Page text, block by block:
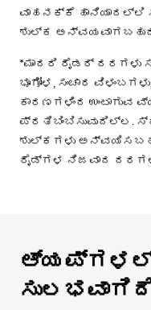
ವಾಹನಕ್ಕೆ ಹಾನಿಯಾದಲ್ಲಿ
ಶುಲ್ಕ
*ಮಾದರಿ ರೈಡರ್ ದರಗಳು
ಭೂಗೋಳ, ಸಂಚಾರ
ಕಾರಣಗಳಿಂದ ಉಂಟಾಗುವ
ಪ್ರತಿಬಿಂಬಿಸುವುದಿಲ್ಲ.
ಶುಲ್ಕಗಳು
ರೈಡ್‌ಗಳ ನಿಜವಾದ